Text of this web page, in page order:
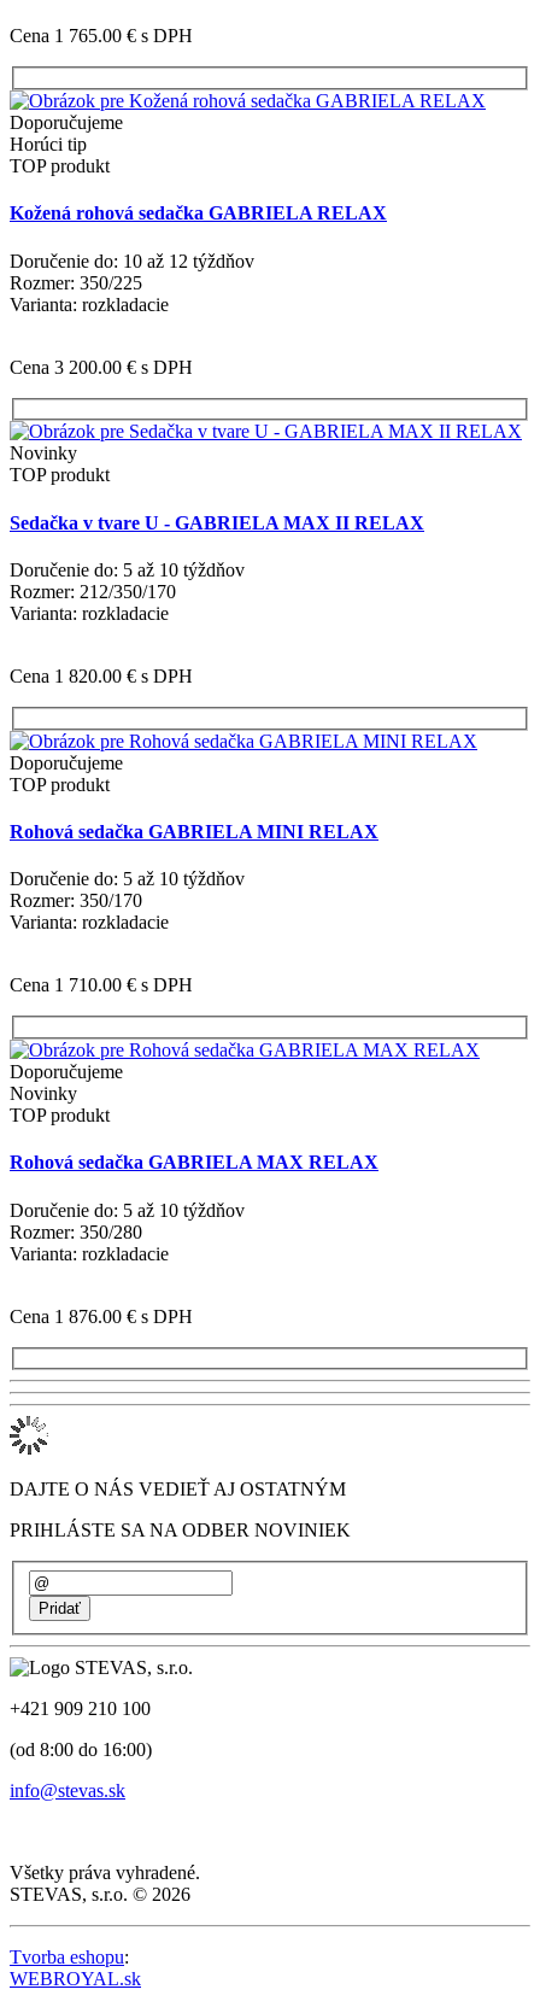
Cena 1 765.00 € s DPH
Doporučujeme
Horúci tip
TOP produkt
Kožená rohová sedačka GABRIELA RELAX
Doručenie do: 10 až 12 týždňov
Rozmer: 350/225
Varianta: rozkladacie
Cena 3 200.00 € s DPH
Novinky
TOP produkt
Sedačka v tvare U - GABRIELA MAX II RELAX
Doručenie do: 5 až 10 týždňov
Rozmer: 212/350/170
Varianta: rozkladacie
Cena 1 820.00 € s DPH
Doporučujeme
TOP produkt
Rohová sedačka GABRIELA MINI RELAX
Doručenie do: 5 až 10 týždňov
Rozmer: 350/170
Varianta: rozkladacie
Cena 1 710.00 € s DPH
Doporučujeme
Novinky
TOP produkt
Rohová sedačka GABRIELA MAX RELAX
Doručenie do: 5 až 10 týždňov
Rozmer: 350/280
Varianta: rozkladacie
Cena 1 876.00 € s DPH
DAJTE O NÁS VEDIEŤ AJ OSTATNÝM
PRIHLÁSTE SA NA ODBER NOVINIEK
+421 909 210 100
(od 8:00 do 16:00)
info@stevas.sk
Všetky práva vyhradené.
STEVAS, s.r.o. © 2026
Tvorba eshopu:
WEBROYAL.sk